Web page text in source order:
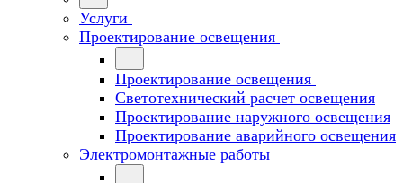
Услуги
Проектирование освещения
Проектирование освещения
Светотехнический расчет освещения
Проектирование наружного освещения
Проектирование аварийного освещения
Электромонтажные работы